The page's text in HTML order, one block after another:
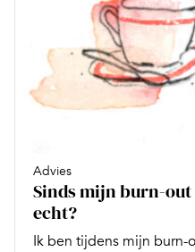
Advies
Sinds mijn burn-
echt?
Ik ben tijdens mijn